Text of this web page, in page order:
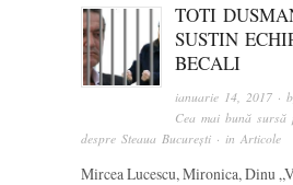
TOTI
SUSTIN
BECALI
ianuarie 14, 2017 ·
Cea mai bună sursă
despre Steaua București · in Articole
Mircea Lucescu, Mironica, Dinu